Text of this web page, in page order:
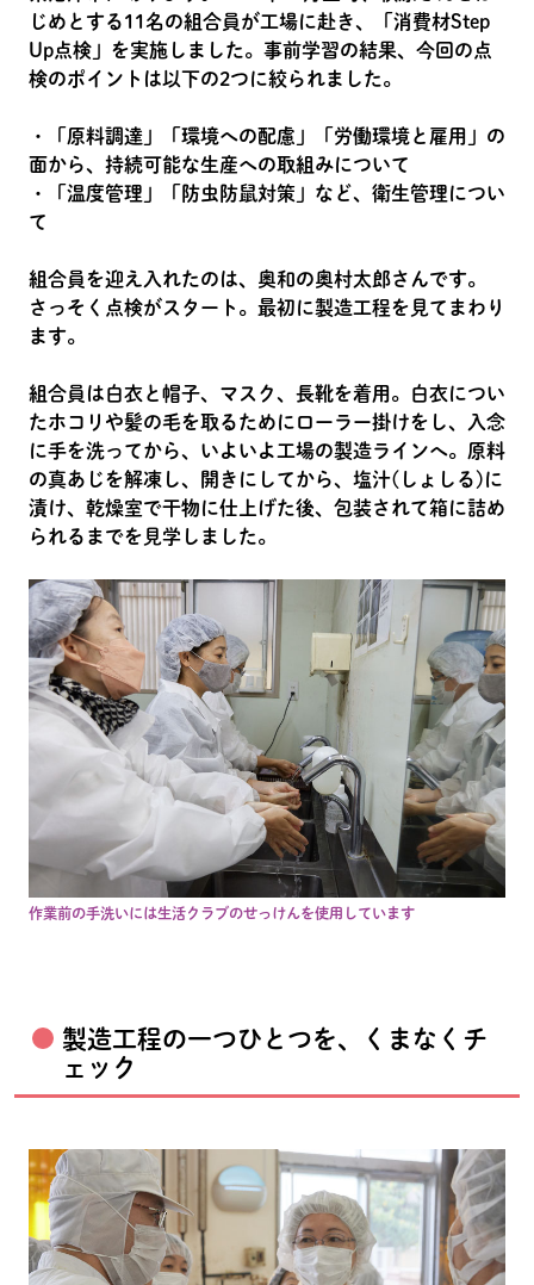
じめとする11名の組合員が工場に赴き、「消費材Step
Up点検」を実施しました。事前学習の結果、今回の点
検のポイントは以下の2つに絞られました。
・「原料調達」「環境への配慮」「労働環境と雇用」の
面から、持続可能な生産への取組みについて
・「温度管理」「防虫防鼠対策」など、衛生管理につい
て
組合員を迎え入れたのは、奥和の奥村太郎さんです。
さっそく点検がスタート。最初に製造工程を見てまわり
ます。
組合員は白衣と帽子、マスク、長靴を着用。白衣につい
たホコリや髪の毛を取るためにローラー掛けをし、入念
に手を洗ってから、いよいよ工場の製造ラインへ。原料
の真あじを解凍し、開きにしてから、塩汁(しょしる)に
漬け、乾燥室で干物に仕上げた後、包装されて箱に詰め
られるまでを見学しました。
作業前の手洗いには生活クラブのせっけんを使用しています
製造工程の一つひとつを、くまなくチ
ェック